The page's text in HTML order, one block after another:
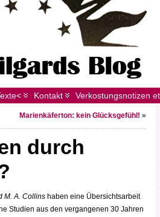
Kontakt Verkostungsnotizen
Marienkäferton: kein Glücksgefühl! »
durch
M. A. Collins haben eine Übersichtsarbeit
Studien aus den vergangenen 30 Jahren